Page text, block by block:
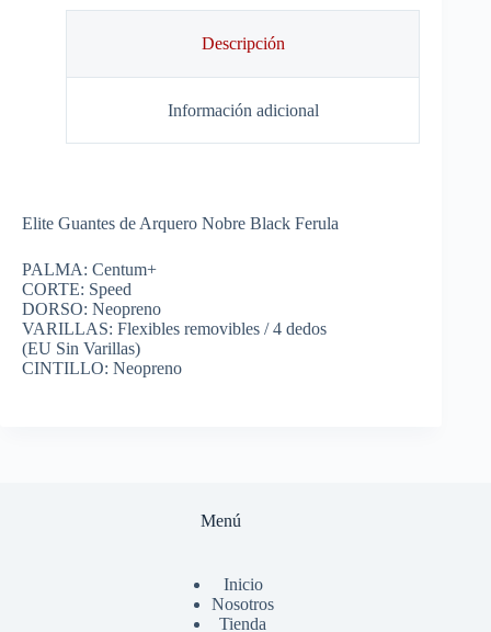
Descripción
Información adicional
Elite Guantes de Arquero Nobre Black Ferula
PALMA: Centum+
CORTE: Speed
DORSO: Neopreno
VARILLAS: Flexibles removibles / 4 dedos
(EU Sin Varillas)
CINTILLO: Neopreno
Menú
Inicio
Nosotros
Tienda